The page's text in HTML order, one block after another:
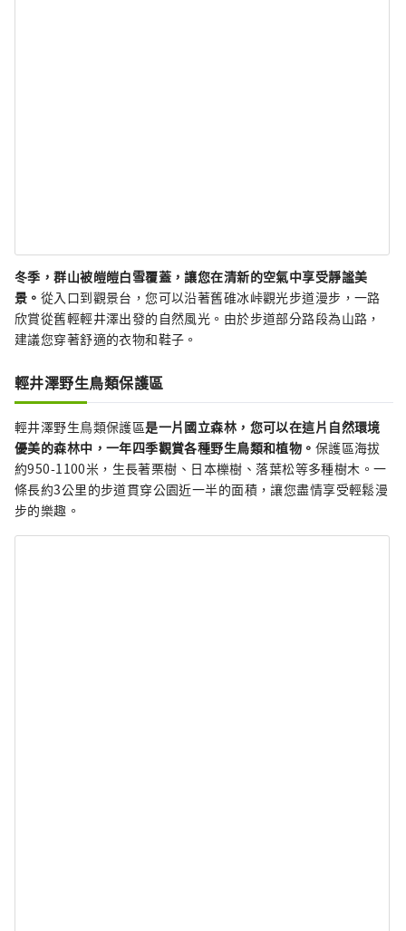
冬季，群山被皚皚白雪覆蓋，讓您在清新的空氣中享受靜謐美
景。 從入口到觀景台，您可以沿著舊碓冰峠觀光步道漫步，一路
欣賞從舊輕輕井澤出發的自然風光。由於步道部分路段為山路，
建議您穿著舒適的衣物和鞋子。
輕井澤野生鳥類保護區
輕井澤野生鳥類保護區是一片國立森林，您可以在這片自然環境
優美的森林中，一年四季觀賞各種野生鳥類和植物。 保護區海拔
約950-1100米，生長著栗樹、日本櫟樹、落葉松等多種樹木。一
條長約3公里的步道貫穿公園近一半的面積，讓您盡情享受輕鬆漫
步的樂趣。